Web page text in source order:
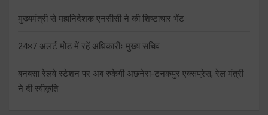
मुख्यमंत्री से महानिदेशक एनसीसी ने की शिष्टाचार भेंट
24×7 अलर्ट मोड में रहें अधिकारीः मुख्य सचिव
बनबसा रेलवे स्टेशन पर अब रुकेगी अछनेरा-टनकपुर एक्सप्रेस, रेल मंत्री
ने दी स्वीकृति